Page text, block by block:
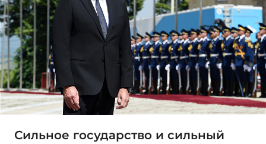
Сильное государство и сильный